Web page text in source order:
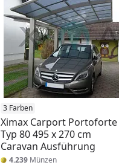
3 Farben
Ximax Carport Portoforte
Typ 80 495 x 270 cm
Caravan Ausführung
4.239 Münzen